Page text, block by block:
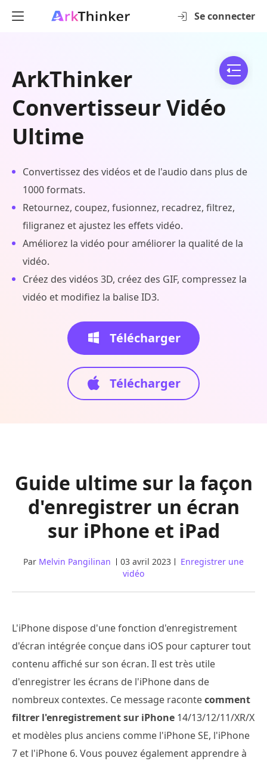
Se connecter
ArkThinker
Convertisseur Vidéo
Ultime
Convertissez des vidéos et de l'audio dans plus de
1000 formats.
Retournez, coupez, fusionnez, recadrez, filtrez,
filigranez et ajustez les effets vidéo.
Améliorez la vidéo pour améliorer la qualité de la
vidéo.
Créez des vidéos 3D, créez des GIF, compressez la
vidéo et modifiez la balise ID3.
Télécharger
Télécharger
Guide ultime sur la façon
d'enregistrer un écran
sur iPhone et iPad
Par Melvin Pangilinan 03 avril 2023
Enregistrer une
vidéo
L'iPhone dispose d'une fonction d'enregistrement
d'écran intégrée conçue dans iOS pour capturer tout
contenu affiché sur son écran. Il est très utile
d'enregistrer les écrans de l'iPhone dans de
nombreux contextes. Ce message racontecomment
filtrer l'enregistrement sur iPhone 14/13/12/11/XR/X
et modèles plus anciens comme l'iPhone SE, l'iPhone
7 et l'iPhone 6. Vous pouvez également apprendre à